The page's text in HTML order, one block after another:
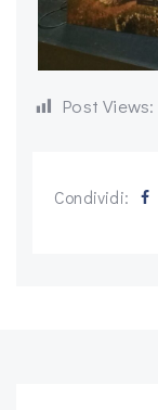
Post Views:
Condividi: